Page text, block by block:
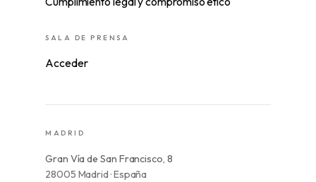
SALA DE PRENSA
Acceder
MADRID
Gran Vía de San Francisco, 8
28005 Madrid · España